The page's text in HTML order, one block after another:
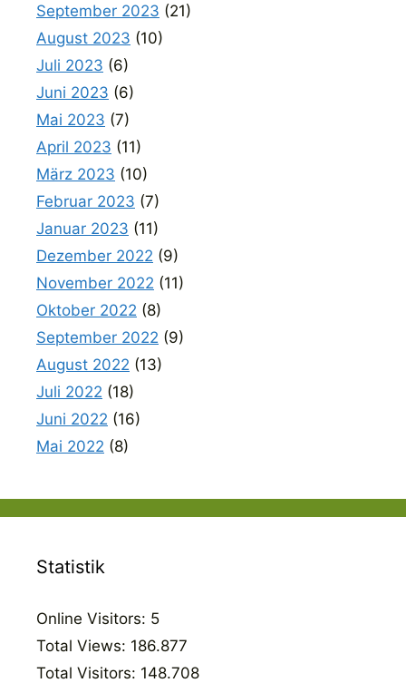
September 2023 (21)
August 2023 (10)
Juli 2023 (6)
Juni 2023 (6)
Mai 2023 (7)
April 2023 (11)
März 2023 (10)
Februar 2023 (7)
Januar 2023 (11)
Dezember 2022 (9)
November 2022 (11)
Oktober 2022 (8)
September 2022 (9)
August 2022 (13)
Juli 2022 (18)
Juni 2022 (16)
Mai 2022 (8)
Statistik
Online Visitors: 5
Total Views: 186.877
Total Visitors: 148.708